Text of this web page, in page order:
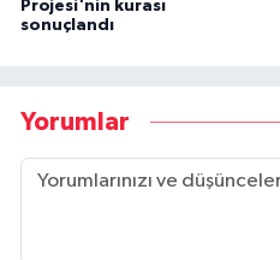
Projesi'nin kurası
sonuçlandı
Yorumlar